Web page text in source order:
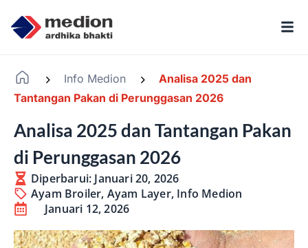
Info Medion
Analisa 2025 dan
Tantangan Pakan di Perunggasan 2026
Analisa 2025 dan Tantangan Pakan
di Perunggasan 2026
Diperbarui: Januari 20, 2026
Ayam Broiler, Ayam Layer, Info Medion
Januari 12, 2026